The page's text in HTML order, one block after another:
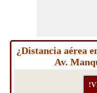
¿Distancia aérea
Av.